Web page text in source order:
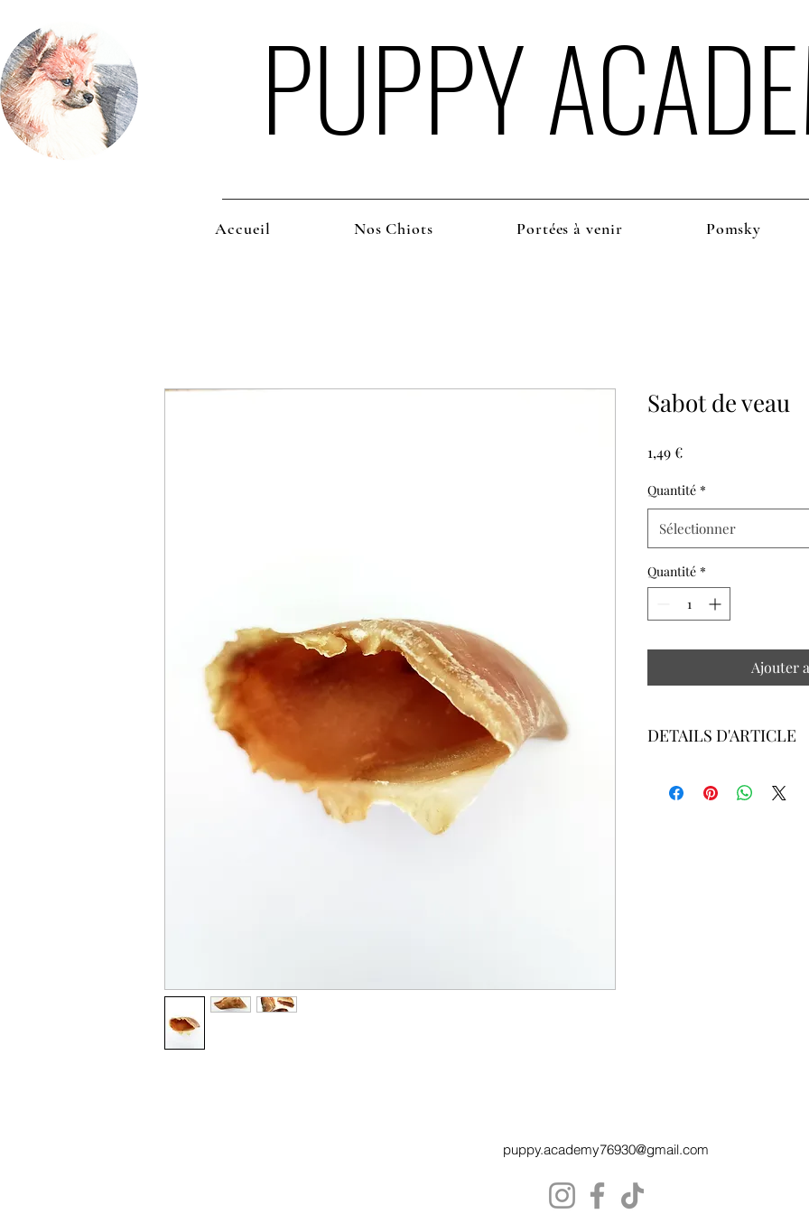
PUPPY
Accueil Nos Chiots Portées à venir Pomsky
Sabot de veau
1,49 €Prix
Quantité *
Sélectionner
Quantité *
Ajouter
DETAILS D'ARTICLE
permettra de combler les
puppy.academy76930@gmail.com